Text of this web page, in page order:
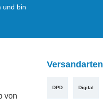
und bin
von
Versandarten
DPD Digital